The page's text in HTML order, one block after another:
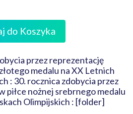
do Koszyka
przez reprezentację
medalu na XX Letnich
: 30. rocznica zdobycia przez
piłce nożnej srebrnego medalu
Olimpijskich : [folder]